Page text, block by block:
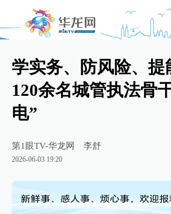
学实务、防风险、提
120余名城管执法骨
电”
第1眼TV-华龙网 李舒
2026-06-03 19:20